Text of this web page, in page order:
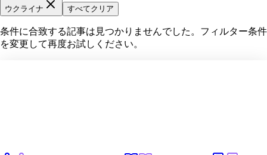
ウクライナ すべてクリア
条件に合致する記事は見つかりませんでした。フィルター条件
を変更して再度お試しください。